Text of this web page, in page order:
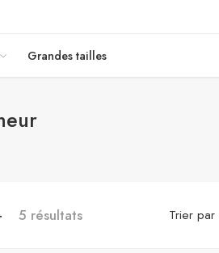
Grandes tailles
5 résultats Trier par